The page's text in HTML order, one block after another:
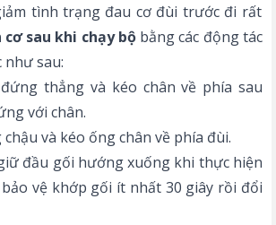
tình trạng đau cơ đùi trước đi rất
cơ sau khi chạy bộbằng các động tác
sau:
thẳng và kéo chân về phía sau
với chân.
và kéo ống chân về phía đùi.
đầu gối hướng xuống khi thực hiện
vệ khớp gối ít nhất 30 giây rồi đổi